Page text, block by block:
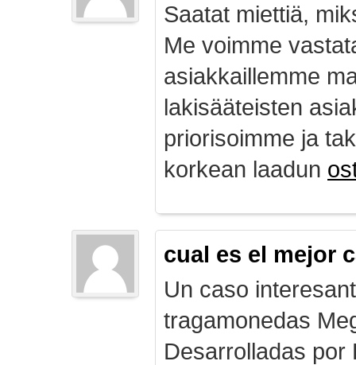
Saatat miettiä,
Me voimme
asiakkaillemme
lakisääteisten
priorisoimme ja
korkean laadun
cual es el mejor
Un caso
tragamonedas
Desarrolladas por